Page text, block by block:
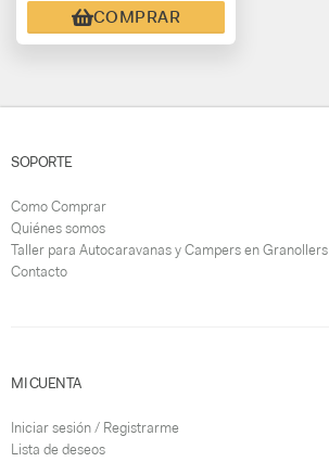
COMPRAR
SOPORTE
Como Comprar
Quiénes somos
Taller para Autocaravanas y Campers en Granollers
Contacto
MI CUENTA
Iniciar sesión / Registrarme
Lista de deseos